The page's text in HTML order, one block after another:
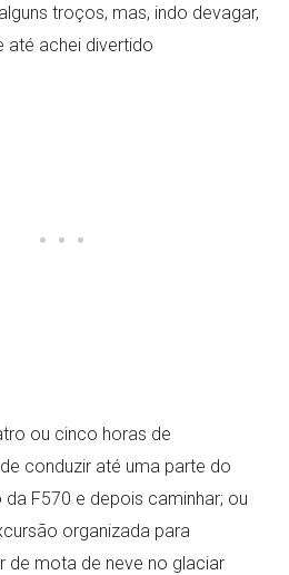
troços, mas, indo devagar,
até achei divertido
ou cinco horas de
conduzir até uma parte do
F570 e depois caminhar; ou
organizada para
de mota de neve no glaciar